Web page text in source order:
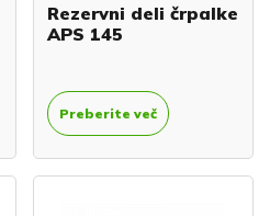
Rezervni deli črpalke
APS 145
Preberite več